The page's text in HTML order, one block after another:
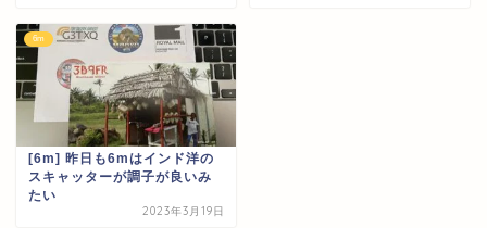
6m
[6m] 昨日も6mはインド洋の
スキャッターが調子が良いみ
たい
2023年3月19日